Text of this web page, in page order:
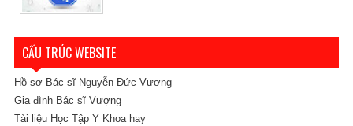
CẤU TRÚC WEBSITE
Hồ sơ Bác sĩ Nguyễn Đức Vượng
Gia đình Bác sĩ Vượng
Tài liệu Học Tập Y Khoa hay